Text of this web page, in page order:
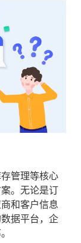
管理等核心
。无论是订
和客户信息
据平台，企